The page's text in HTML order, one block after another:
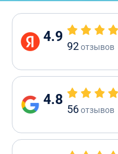
4.9
92отзывов
4.8
56отзывов